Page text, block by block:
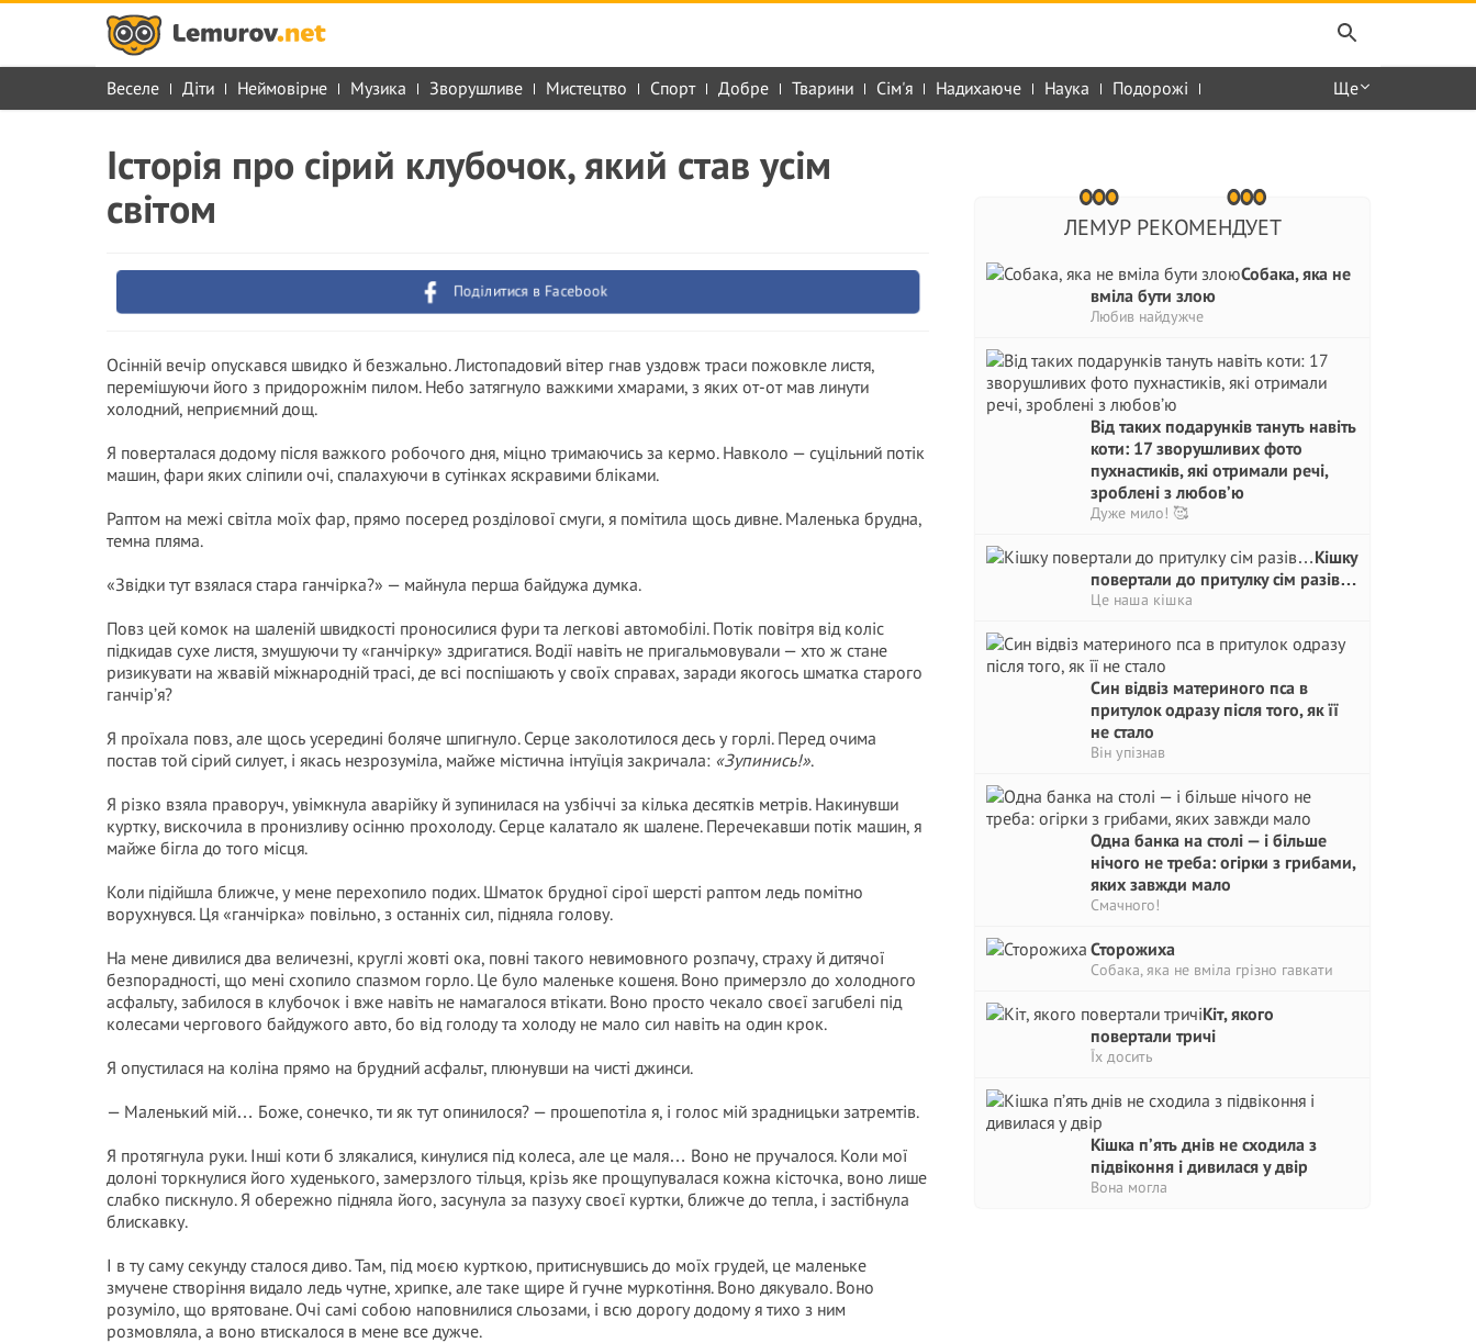
Веселе Діти Неймовірне Музика Зворушливе Мистецтво Спорт Добре Тварини Сім'я Надихаюче Наука Подорожі Ще
ЛЕМУР РЕКОМЕНДУЕТ
Собака, яка не
вміла бути злою
Любив найдужче
Від таких подарунків тануть навіть
коти: 17 зворушливих фото
пухнастиків, які отримали речі,
зроблені з любов’ю
Дуже мило! 🥰
Кішку
повертали до притулку сім разів…
Це наша кішка
Син відвіз материного пса в
притулок одразу після того, як її
не стало
Він упізнав
Одна банка на столі — і більше
нічого не треба: огірки з грибами,
яких завжди мало
Смачного!
Сторожиха
Собака, яка не вміла грізно гавкати
Кіт, якого
повертали тричі
Їх досить
Кішка п’ять днів не сходила з
підвіконня і дивилася у двір
Вона могла
Історія про сірий клубочок, який став усім
світом
Поділитися в Facebook
Осінній вечір опускався швидко й безжально. Листопадовий вітер гнав уздовж траси пожовкле листя,
перемішуючи його з придорожнім пилом. Небо затягнуло важкими хмарами, з яких от-от мав линути
холодний, неприємний дощ.
Я поверталася додому після важкого робочого дня, міцно тримаючись за кермо. Навколо — суцільний потік
машин, фари яких сліпили очі, спалахуючи в сутінках яскравими бліками.
Раптом на межі світла моїх фар, прямо посеред розділової смуги, я помітила щось дивне. Маленька брудна,
темна пляма.
«Звідки тут взялася стара ганчірка?» — майнула перша байдужа думка.
Повз цей комок на шаленій швидкості проносилися фури та легкові автомобілі. Потік повітря від коліс
підкидав сухе листя, змушуючи ту «ганчірку» здригатися. Водії навіть не пригальмовували — хто ж стане
ризикувати на жвавій міжнародній трасі, де всі поспішають у своїх справах, заради якогось шматка старого
ганчір’я?
Я проїхала повз, але щось усередині боляче шпигнуло. Серце заколотилося десь у горлі. Перед очима
постав той сірий силует, і якась незрозуміла, майже містична інтуїція закричала: «Зупинись!».
Я різко взяла праворуч, увімкнула аварійку й зупинилася на узбіччі за кілька десятків метрів. Накинувши
куртку, вискочила в пронизливу осінню прохолоду. Серце калатало як шалене. Перечекавши потік машин, я
майже бігла до того місця.
Коли підійшла ближче, у мене перехопило подих. Шматок брудної сірої шерсті раптом ледь помітно
ворухнувся. Ця «ганчірка» повільно, з останніх сил, підняла голову.
На мене дивилися два величезні, круглі жовті ока, повні такого невимовного розпачу, страху й дитячої
безпорадності, що мені схопило спазмом горло. Це було маленьке кошеня. Воно примерзло до холодного
асфальту, забилося в клубочок і вже навіть не намагалося втікати. Воно просто чекало своєї загuбелi під
колесами чергового байдужого авто, бо від голоду та холоду не мало сил навіть на один крок.
Я опустилася на коліна прямо на брудний асфальт, плюнувши на чисті джинси.
— Маленький мій… Боже, сонечко, ти як тут опинилося? — прошепотіла я, і голос мій зрадницьки затремтів.
Я протягнула руки. Інші коти б злякалися, кинулися під колеса, але це маля… Воно не пручалося. Коли мої
долоні торкнулися його худенького, замерзлого тільця, крізь яке прощупувалася кожна кісточка, воно лише
слабко пискнуло. Я обережно підняла його, засунула за пазуху своєї куртки, ближче до тепла, і застібнула
блискавку.
І в ту саму секунду сталося диво. Там, під моєю курткою, притиснувшись до моїх грудей, це маленьке
змучене створіння видало ледь чутне, хрипке, але таке щире й гучне муркотіння. Воно дякувало. Воно
розуміло, що врятоване. Очі самі собою наповнилися сльозами, і всю дорогу додому я тихо з ним
розмовляла, а воно втискалося в мене все дужче.